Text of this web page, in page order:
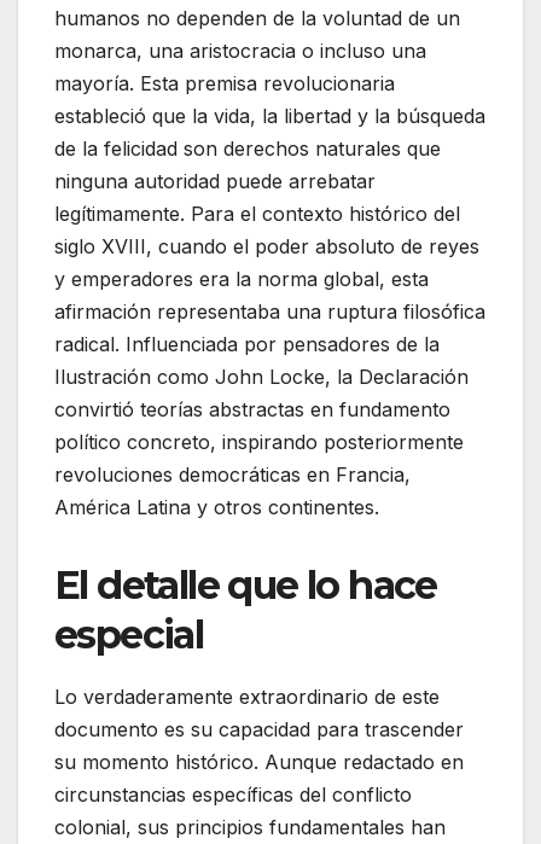
humanos no dependen de la voluntad de un
monarca, una aristocracia o incluso una
mayoría. Esta premisa revolucionaria
estableció que la vida, la libertad y la búsqueda
de la felicidad son derechos naturales que
ninguna autoridad puede arrebatar
legítimamente. Para el contexto histórico del
siglo XVIII, cuando el poder absoluto de reyes
y emperadores era la norma global, esta
afirmación representaba una ruptura filosófica
radical. Influenciada por pensadores de la
Ilustración como John Locke, la Declaración
convirtió teorías abstractas en fundamento
político concreto, inspirando posteriormente
revoluciones democráticas en Francia,
América Latina y otros continentes.
El detalle que lo hace
especial
Lo verdaderamente extraordinario de este
documento es su capacidad para trascender
su momento histórico. Aunque redactado en
circunstancias específicas del conflicto
colonial, sus principios fundamentales han